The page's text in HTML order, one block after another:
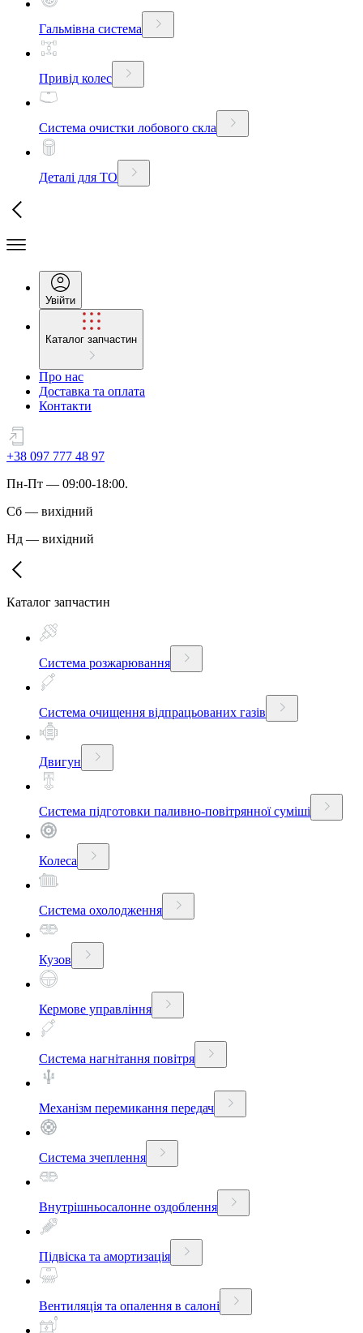
Гальмівна система
Привід колес
Система очистки лобового скла
Деталі для ТО
Увійти
Каталог запчастин
Про нас
Доставка та оплата
Контакти
+38 097 777 48 97
Пн-Пт — 09:00-18:00.
Сб — вихідний
Нд — вихідний
Каталог запчастин
Система розжарювання
Система очищення відпрацьованих газів
Двигун
Система підготовки паливно-повітрянної суміші
Колеса
Система охолодження
Кузов
Кермове управління
Система нагнітання повітря
Механізм перемикання передач
Система зчеплення
Внутрішньосалонне оздоблення
Підвіска та амортизація
Вентиляція та опалення в салоні